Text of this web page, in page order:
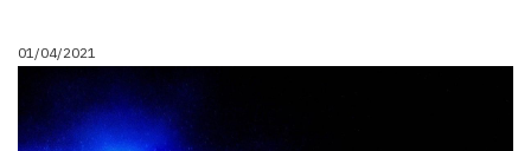
01/04/2021